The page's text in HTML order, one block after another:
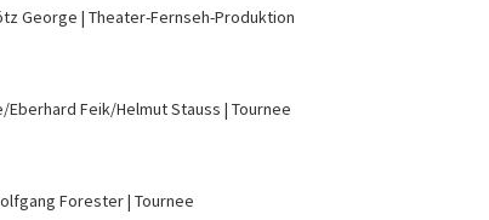
George Theater-Fernseh-Produktion
Eberhard Feik/Helmut Stauss Tournee
Forester Tournee